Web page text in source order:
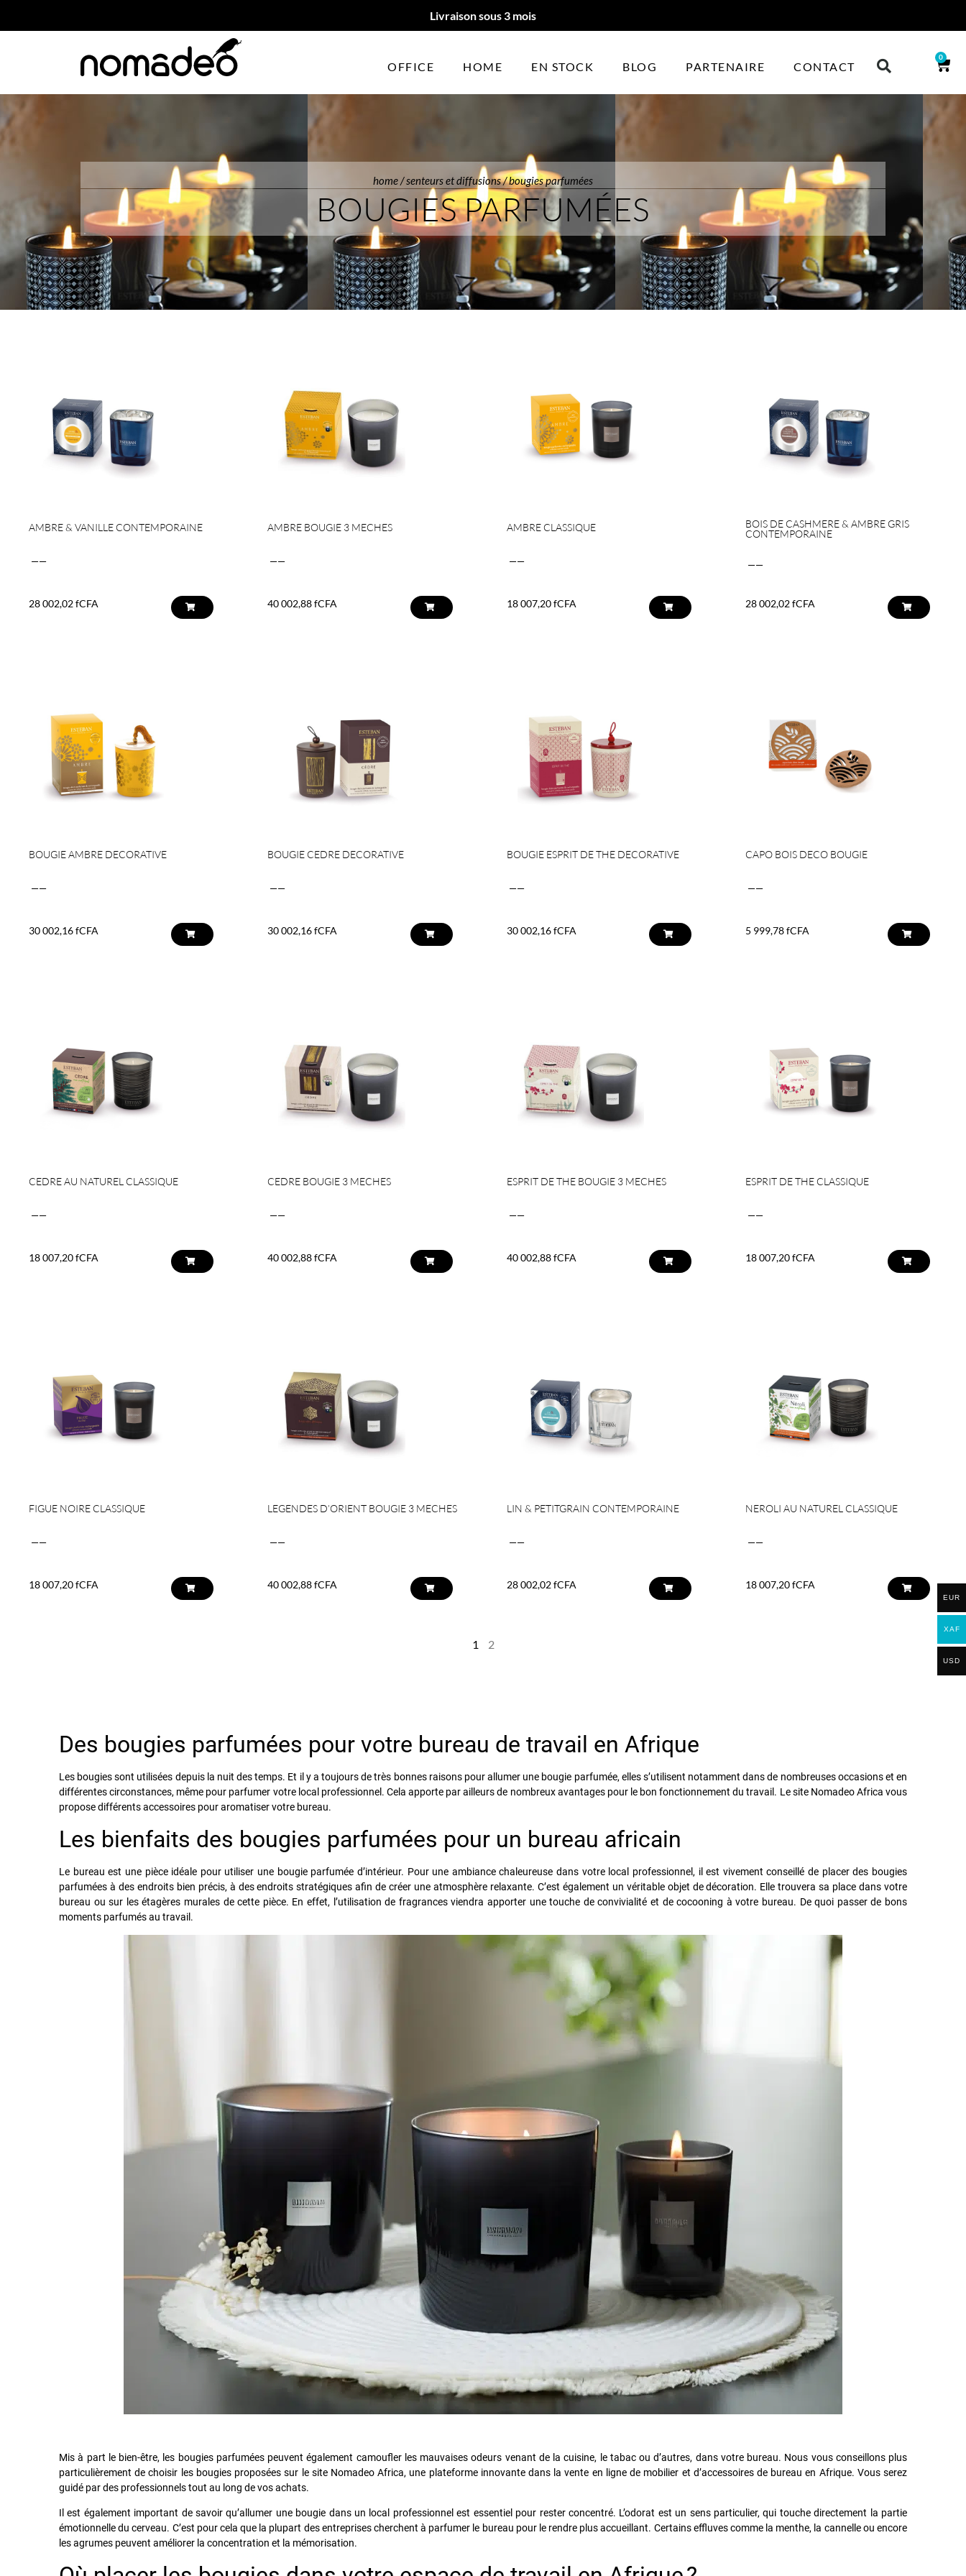
Livraison sous 3 mois
OFFICE HOME EN STOCK BLOG PARTENAIRE CONTACT
0
home/senteurs et diffusions/ bougies parfumées
BOUGIES PARFUMÉES
AMBRE & VANILLE CONTEMPORAINE
——
28 002,02fCFA
AMBRE BOUGIE 3 MECHES
——
40 002,88fCFA
AMBRE CLASSIQUE
——
18 007,20fCFA
BOIS DE CASHMERE & AMBRE GRIS
CONTEMPORAINE
——
28 002,02fCFA
BOUGIE AMBRE DECORATIVE
——
30 002,16fCFA
BOUGIE CEDRE DECORATIVE
——
30 002,16fCFA
BOUGIE ESPRIT DE THE DECORATIVE
——
30 002,16fCFA
CAPO BOIS DECO BOUGIE
——
5 999,78fCFA
CEDRE AU NATUREL CLASSIQUE
——
18 007,20fCFA
CEDRE BOUGIE 3 MECHES
——
40 002,88fCFA
ESPRIT DE THE BOUGIE 3 MECHES
——
40 002,88fCFA
ESPRIT DE THE CLASSIQUE
——
18 007,20fCFA
FIGUE NOIRE CLASSIQUE
——
18 007,20fCFA
LEGENDES D’ORIENT BOUGIE 3 MECHES
——
40 002,88fCFA
LIN & PETITGRAIN CONTEMPORAINE
——
28 002,02fCFA
NEROLI AU NATUREL CLASSIQUE
——
18 007,20fCFA
1 2
Des bougies parfumées pour votre bureau de travail en Afrique
Les bougies sont utilisées depuis la nuit des temps. Et il y a toujours de très bonnes raisons pour allumer une bougie parfumée, elles s’utilisent notamment dans de nombreuses occasions et en
différentes circonstances, même pour parfumer votre local professionnel. Cela apporte par ailleurs de nombreux avantages pour le bon fonctionnement du travail. Le site Nomadeo Africa vous
propose différents accessoires pour aromatiser votre bureau.
Les bienfaits des bougies parfumées pour un bureau africain
Le bureau est une pièce idéale pour utiliser une bougie parfumée d’intérieur. Pour une ambiance chaleureuse dans votre local professionnel, il est vivement conseillé de placer des bougies
parfumées à des endroits bien précis, à des endroits stratégiques afin de créer une atmosphère relaxante. C’est également un véritable objet de décoration. Elle trouvera sa place dans votre
bureau ou sur les étagères murales de cette pièce. En effet, l’utilisation de fragrances viendra apporter une touche de convivialité et de cocooning à votre bureau. De quoi passer de bons
moments parfumés au travail.
Mis à part le bien-être, les bougies parfumées peuvent également camoufler les mauvaises odeurs venant de la cuisine, le tabac ou d’autres, dans votre bureau. Nous vous conseillons plus
particulièrement de choisir les bougies proposées sur le site Nomadeo Africa, une plateforme innovante dans la vente en ligne de mobilier et d’accessoires de bureau en Afrique. Vous serez
guidé par des professionnels tout au long de vos achats.
Il est également important de savoir qu’allumer une bougie dans un local professionnel est essentiel pour rester concentré. L’odorat est un sens particulier, qui touche directement la partie
émotionnelle du cerveau. C’est pour cela que la plupart des entreprises cherchent à parfumer le bureau pour le rendre plus accueillant. Certains effluves comme la menthe, la cannelle ou encore
les agrumes peuvent améliorer la concentration et la mémorisation.
EUR
XAF
USD